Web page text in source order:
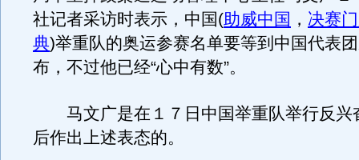
社记者采访时表示，中国(助威中国 ， 决赛
典)举重队的奥运参赛名单要等到中国代表
布，不过他已经“心中有数”。
马文广是在１７日中国举重队举行反兴
后作出上述表态的。